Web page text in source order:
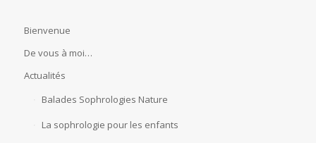
Bienvenue
De vous à moi…
Actualités
Balades Sophrologies Nature
La sophrologie pour les enfants